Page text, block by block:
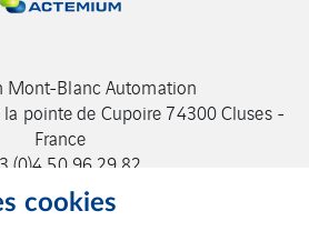
Mont-Blanc Automation
la pointe de Cupoire 74300 Cluses -
France
(0)4 50 96 29 82
cookies